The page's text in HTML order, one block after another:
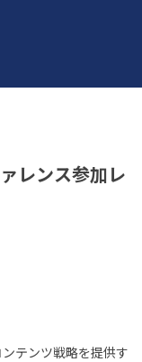
レンス参加レ
テンツ戦略を提供す